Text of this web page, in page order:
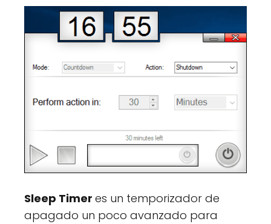
Sleep Timer es un temporizador de
apagado un poco avanzado para